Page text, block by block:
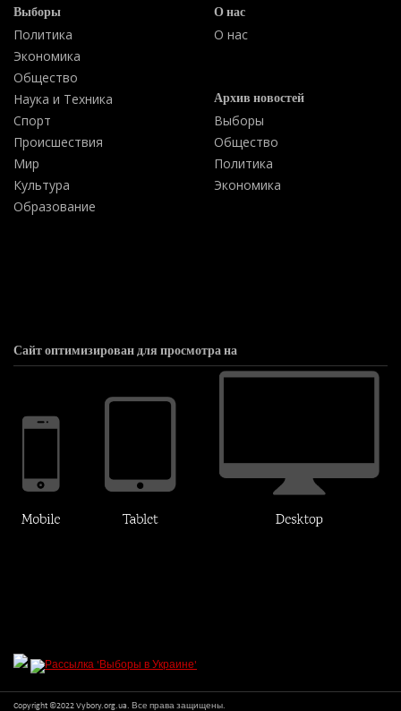
Выборы
Политика
Экономика
Общество
Наука и Техника
Спорт
Происшествия
Мир
Культура
Образование
О нас
О нас
Архив новостей
Выборы
Общество
Политика
Экономика
Сайт оптимизирован для просмотра на
Copyright ©2022 Vybory.org.ua. Все права защищены.